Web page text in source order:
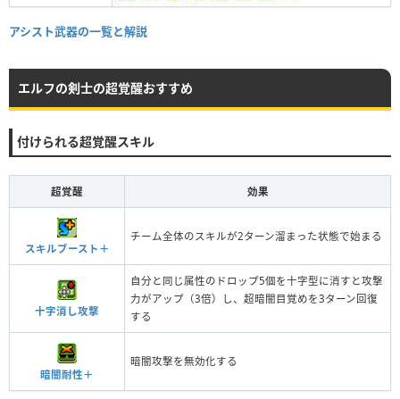
アシスト武器の一覧と解説
エルフの剣士の超覚醒おすすめ
付けられる超覚醒スキル
超覚醒 効果
スキルブースト＋
チーム全体のスキルが2ターン溜まった状態で始まる
十字消し攻撃
自分と同じ属性のドロップ5個を十字型に消すと攻撃
力がアップ（3倍）し、超暗闇目覚めを3ターン回復
する
暗闇耐性＋
暗闇攻撃を無効化する